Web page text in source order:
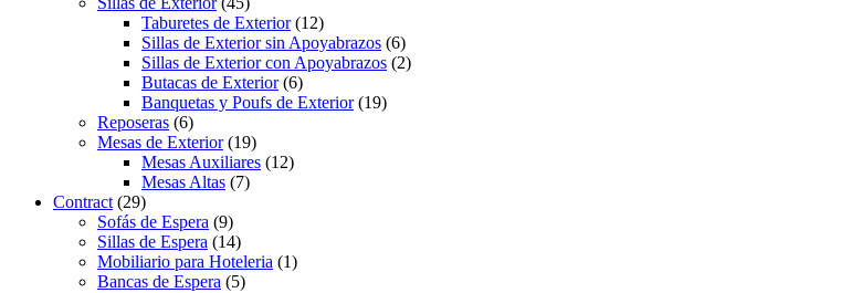
Taburetes de Exterior(12)
Sillas de Exterior sin Apoyabrazos (6)
Sillas de Exterior con Apoyabrazos (2)
Butacas de Exterior(6)
Banquetas y Poufs de Exterior(19)
Reposeras (6)
Mesas de Exterior(19)
Mesas Auxiliares (12)
Mesas Altas (7)
Contract (29)
Sofás de Espera (9)
Sillas de Espera (14)
Mobiliario para Hoteleria (1)
Bancas de Espera (5)